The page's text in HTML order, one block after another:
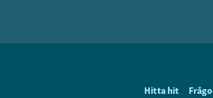
Hitta hit